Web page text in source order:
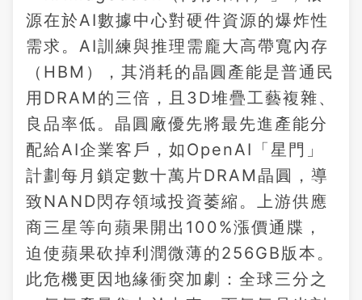
源在於AI數據中心對硬件資源的爆炸性
需求。AI訓練與推理需龐大高帶寬內存
（HBM），其消耗的晶圓產能是普通民
用DRAM的三倍，且3D堆疊工藝複雜、
良品率低。晶圓廠優先將最先進產能分
配給AI企業客戶，如OpenAI「星門」
計劃每月鎖定數十萬片DRAM晶圓，導
致NAND閃存領域投資萎縮。上游供應
商三星等向蘋果開出100%漲價通牒，
迫使蘋果砍掉利潤微薄的256GB版本。
此危機更因地緣衝突加劇：全球三分之